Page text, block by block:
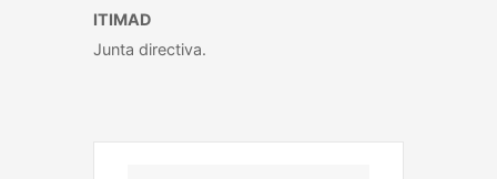
ITIMAD
Junta directiva.